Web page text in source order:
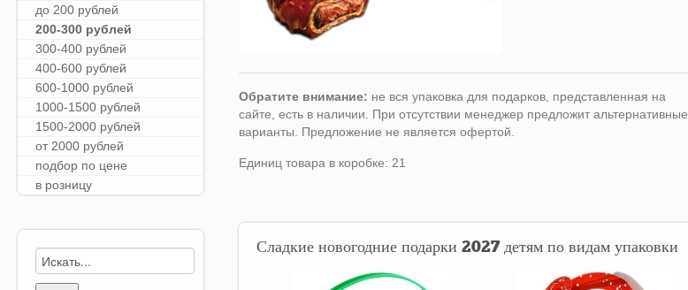
Обратите внимание: не вся упаковка для подарков, представленная на
сайте, есть в наличии. При отсутствии менеджер предложит альтернативные
варианты. Предложение не является офертой.
Единиц товара в коробке: 21
Сладкие новогодние подарки 2027 детям по видам упаковки
до 200 рублей
200-300 рублей
300-400 рублей
400-600 рублей
600-1000 рублей
1000-1500 рублей
1500-2000 рублей
от 2000 рублей
подбор по цене
в розницу